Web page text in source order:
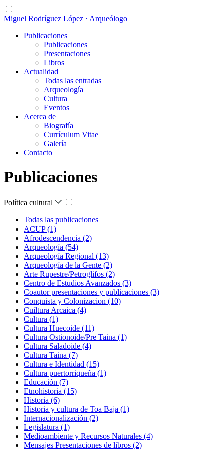
Miguel Rodríguez López · Arqueólogo
Publicaciones
Publicaciones
Presentaciones
Libros
Actualidad
Todas las entradas
Arqueología
Cultura
Eventos
Acerca de
Biografía
Currículum Vitae
Galería
Contacto
Publicaciones
Política cultural
Todas las publicaciones
ACUP (1)
Afrodescendencia (2)
Arqueología (54)
Arqueología Regional (13)
Arqueología de la Gente (2)
Arte Rupestre/Petroglifos (2)
Centro de Estudios Avanzados (3)
Coautor presentaciones y publicaciones (3)
Conquista y Colonizacion (10)
Cuiltura Arcaica (4)
Cultura (1)
Cultura Huecoide (11)
Cultura Ostionoide/Pre Taina (1)
Cultura Saladoide (4)
Cultura Taina (7)
Cultura e Identidad (15)
Cultura puertorriqueña (1)
Educación (7)
Etnohistoria (15)
Historia (6)
Historia y cultura de Toa Baja (1)
Internacionalización (2)
Legislatura (1)
Medioambiente y Recursos Naturales (4)
Mensajes Presentaciones de libros (2)